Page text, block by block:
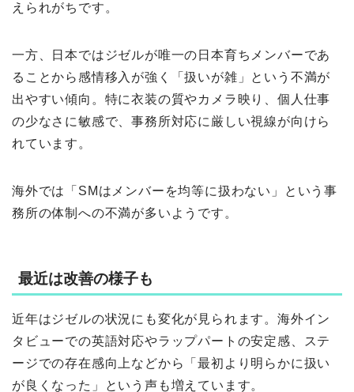
えられがちです。
一方、日本ではジゼルが唯一の日本育ちメンバーであ
ることから感情移入が強く「扱いが雑」という不満が
出やすい傾向。特に衣装の質やカメラ映り、個人仕事
の少なさに敏感で、事務所対応に厳しい視線が向けら
れています。
海外では「SMはメンバーを均等に扱わない」という事
務所の体制への不満が多いようです。
最近は改善の様子も
近年はジゼルの状況にも変化が見られます。海外イン
タビューでの英語対応やラップパートの安定感、ステ
ージでの存在感向上などから「最初より明らかに扱い
が良くなった」という声も増えています。